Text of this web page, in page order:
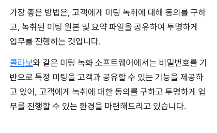
가장 좋은 방법은, 고객에게 미팅 녹취에 대해 동의를 구하
고, 녹취된 미팅 원본 및 요약 파일을 공유하여 투명하게
업무를 진행하는 것입니다.
콜라보와 같은 미팅 녹화 소프트웨어에서는 비밀번호를 기
반으로 특정 미팅을 고객과 공유할 수 있는 기능을 제공하
고 있어, 고객에게 녹취에 대한 동의를 구하고 투명하게 업
무를 진행할 수 있는 환경을 마련해드리고 있습니다.